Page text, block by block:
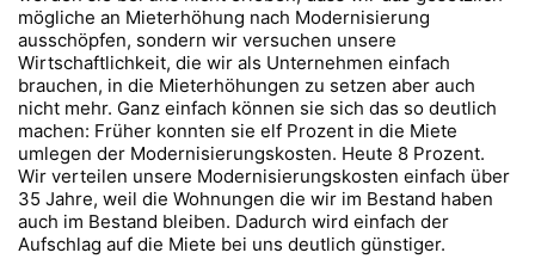
mögliche an Mieterhöhung nach Modernisierung
ausschöpfen, sondern wir versuchen unsere
Wirtschaftlichkeit, die wir als Unternehmen einfach
brauchen, in die Mieterhöhungen zu setzen aber auch
nicht mehr. Ganz einfach können sie sich das so deutlich
machen: Früher konnten sie elf Prozent in die Miete
umlegen der Modernisierungskosten. Heute 8 Prozent.
Wir verteilen unsere Modernisierungskosten einfach über
35 Jahre, weil die Wohnungen die wir im Bestand haben
auch im Bestand bleiben. Dadurch wird einfach der
Aufschlag auf die Miete bei uns deutlich günstiger.